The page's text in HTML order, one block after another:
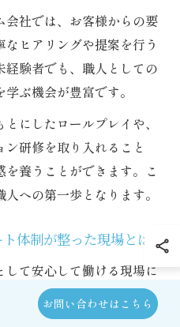
社では、お客様からの要
ヒアリングや提案を行う
経験者でも、職人としての
ぶ機会が豊富です。
にしたロールプレイや、
研修を取り入れること
養うことができます。こ
への第一歩となります。
体制が整った現場とは
て安心して働ける現場に
りと整っています。株式会
市や三田市の多くのリフォ
お問い合わせはこちら